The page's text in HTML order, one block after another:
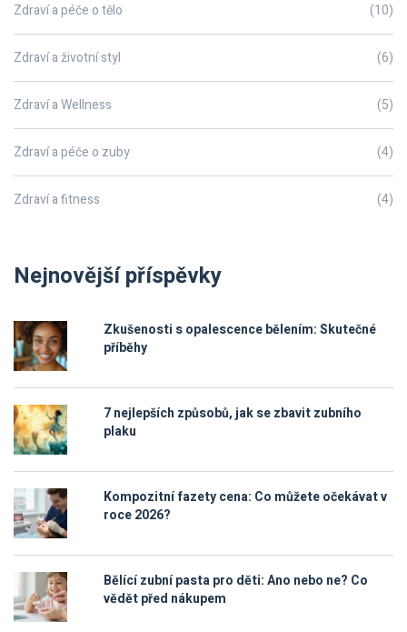
Zdraví a péče o tělo (10)
Zdraví a životní styl (6)
Zdraví a Wellness (5)
Zdraví a péče o zuby (4)
Zdraví a fitness (4)
Nejnovější příspěvky
Zkušenosti s opalescence bělením: Skutečné
příběhy
7 nejlepších způsobů, jak se zbavit zubního
plaku
Kompozitní fazety cena: Co můžete očekávat v
roce 2026?
Bělící zubní pasta pro děti: Ano nebo ne? Co
vědět před nákupem